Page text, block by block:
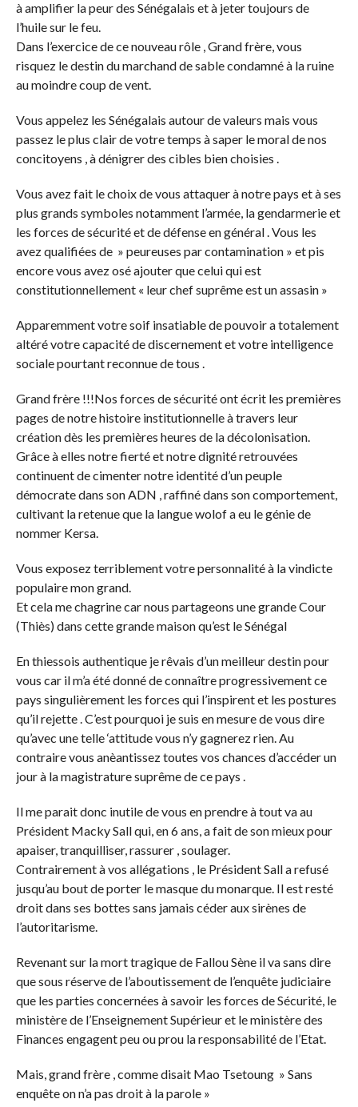
à amplifier la peur des Sénégalais et à jeter toujours de
l’huile sur le feu.
Dans l’exercice de ce nouveau rôle , Grand frère, vous
risquez le destin du marchand de sable condamné à la ruine
au moindre coup de vent.
Vous appelez les Sénégalais autour de valeurs mais vous
passez le plus clair de votre temps à saper le moral de nos
concitoyens , à dénigrer des cibles bien choisies .
Vous avez fait le choix de vous attaquer à notre pays et à ses
plus grands symboles notamment l’armée, la gendarmerie et
les forces de sécurité et de défense en général . Vous les
avez qualifiées de » peureuses par contamination » et pis
encore vous avez osé ajouter que celui qui est
constitutionnellement « leur chef suprême est un assasin »
Apparemment votre soif insatiable de pouvoir a totalement
altéré votre capacité de discernement et votre intelligence
sociale pourtant reconnue de tous .
Grand frère !!!Nos forces de sécurité ont écrit les premières
pages de notre histoire institutionnelle à travers leur
création dès les premières heures de la décolonisation.
Grâce à elles notre fierté et notre dignité retrouvées
continuent de cimenter notre identité d’un peuple
démocrate dans son ADN , raffiné dans son comportement,
cultivant la retenue que la langue wolof a eu le génie de
nommer Kersa.
Vous exposez terriblement votre personnalité à la vindicte
populaire mon grand.
Et cela me chagrine car nous partageons une grande Cour
(Thiès) dans cette grande maison qu’est le Sénégal
En thiessois authentique je rêvais d’un meilleur destin pour
vous car il m’a été donné de connaître progressivement ce
pays singulièrement les forces qui l’inspirent et les postures
qu’il rejette . C’est pourquoi je suis en mesure de vous dire
qu’avec une telle ‘attitude vous n’y gagnerez rien. Au
contraire vous anèantissez toutes vos chances d’accéder un
jour à la magistrature suprême de ce pays .
Il me parait donc inutile de vous en prendre à tout va au
Président Macky Sall qui, en 6 ans, a fait de son mieux pour
apaiser, tranquilliser, rassurer , soulager.
Contrairement à vos allégations , le Président Sall a refusé
jusqu’au bout de porter le masque du monarque. Il est resté
droit dans ses bottes sans jamais céder aux sirènes de
l’autoritarisme.
Revenant sur la mort tragique de Fallou Sène il va sans dire
que sous réserve de l’aboutissement de l’enquête judiciaire
que les parties concernées à savoir les forces de Sécurité, le
ministère de l’Enseignement Supérieur et le ministère des
Finances engagent peu ou prou la responsabilité de l’Etat.
Mais, grand frère , comme disait Mao Tsetoung » Sans
enquête on n’a pas droit à la parole »